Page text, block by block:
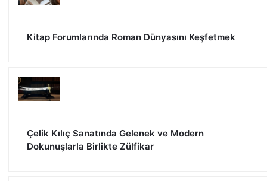
Kitap Forumlarında Roman Dünyasını Keşfetmek
Çelik Kılıç Sanatında Gelenek ve Modern
Dokunuşlarla Birlikte Zülfikar